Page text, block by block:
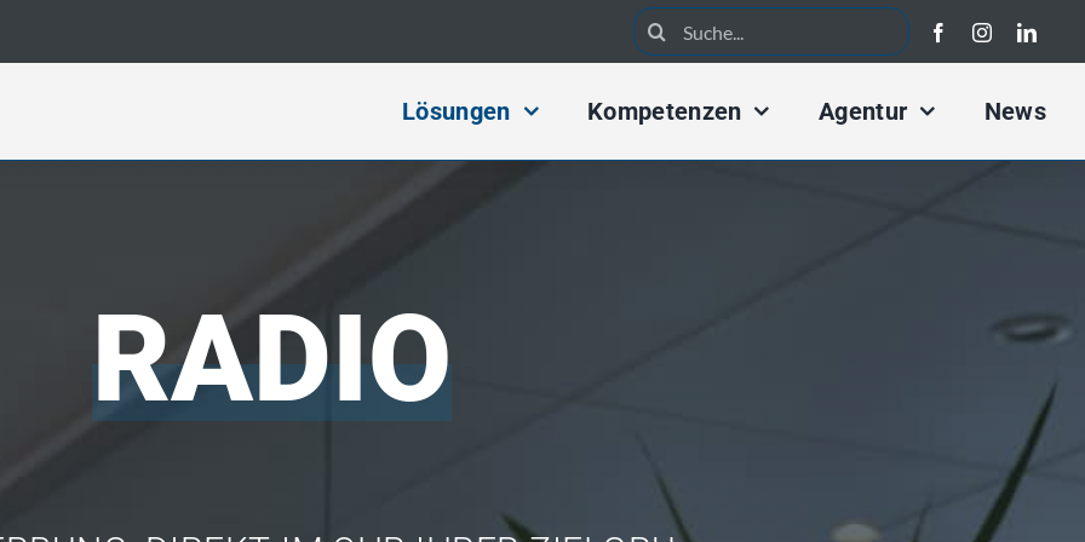
Search
for:
Lösungen
Digital Marketing Konzept
Kompetenzen Agentur News
RADIO